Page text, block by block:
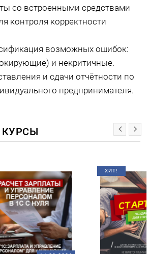
со встроенными средствами
контроля корректности
возможных ошибок:
и некритичные.
и сдачи отчётности по
предпринимателя.
ХИТ!